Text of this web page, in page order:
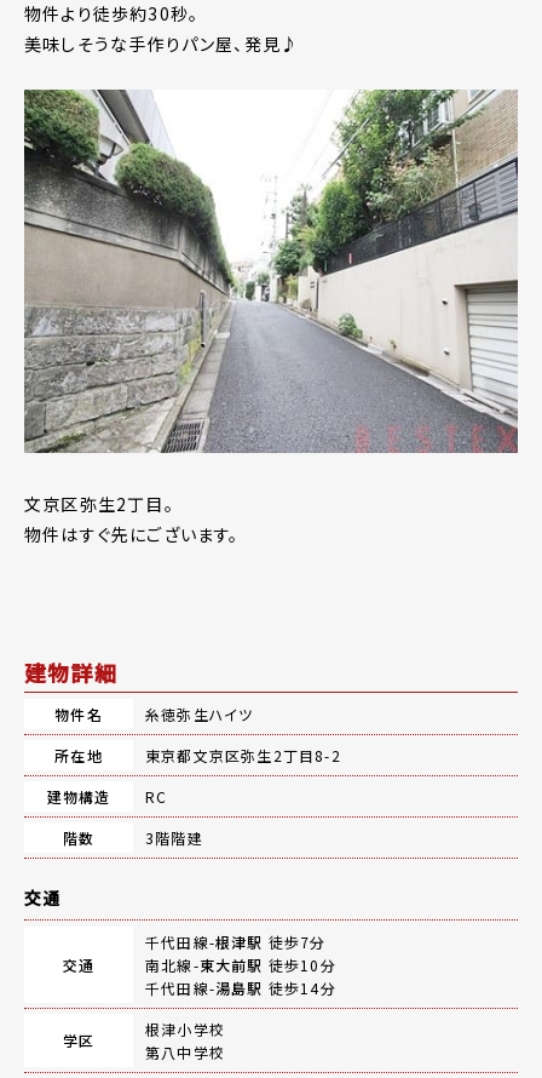
物件より徒歩約30秒。
美味しそうな手作りパン屋、発見♪
文京区弥生2丁目。
物件はすぐ先にございます。
建物詳細
物件名
糸徳弥生ハイツ
所在地
東京都文京区弥生2丁目8-2
建物構造
RC
階数
3階階建
交通
交通
千代田線-根津駅 徒歩7分
南北線-東大前駅 徒歩10分
千代田線-湯島駅 徒歩14分
学区
根津小学校
第八中学校